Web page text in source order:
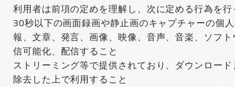
利用者は前項の定めを理解し、次に定める行為を行
30秒以下の画面録画や静止画のキャプチャーの個
報、文章、発言、画像、映像、音声、音楽、ソフ
信可能化、配信すること
ストリーミング等で提供されており、ダウンロー
除去した上で利用すること